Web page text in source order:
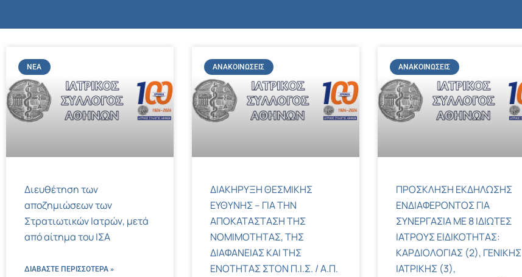
ΝΈΑ
Διευθέτηση των
αποζημιώσεων των
Στρατιωτικών Ιατρών, μετά
από αίτημα του ΙΣΑ
ΔΙΑΒΑΣΤΕ ΠΕΡΙΣΣΌΤΕΡΑ »
ΑΝΑΚΟΙΝΏΣΕΙΣ
ΔΙΑΚΗΡΥΞΗ ΘΕΣΜΙΚΗΣ
ΕΥΘΥΝΗΣ – ΓΙΑ ΤΗΝ
ΑΠΟΚΑΤΑΣΤΑΣΗ ΤΗΣ
ΝΟΜΙΜΟΤΗΤΑΣ, ΤΗΣ
ΔΙΑΦΑΝΕΙΑΣ ΚΑΙ ΤΗΣ
ΕΝΟΤΗΤΑΣ ΣΤΟΝ Π.Ι.Σ. / Α.Π.
ΑΝΑΚΟΙΝΏΣΕΙΣ
ΠΡΟΣΚΛΗΣΗ ΕΚΔΗΛΩΣΗΣ
ΕΝΔΙΑΦΕΡΟΝΤΟΣ ΓΙΑ
ΣΥΝΕΡΓΑΣΙΑ ΜΕ 8 ΙΔΙΩΤΕΣ
ΙΑΤΡΟΥΣ ΕΙΔΙΚΟΤΗΤΑΣ:
ΚΑΡΔΙΟΛΟΓΙΑΣ (2), ΓΕΝΙΚΗΣ
ΙΑΤΡΙΚΗΣ (3),